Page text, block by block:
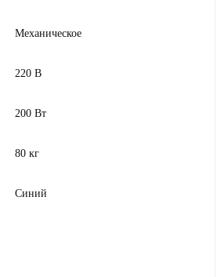
Механическое
220 В
200 Вт
80 кг
Синий